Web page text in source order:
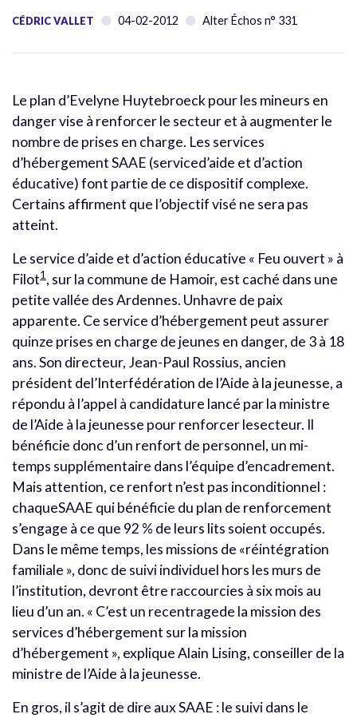
CÉDRIC VALLET 04-02-2012 Alter Échos n° 331
Le plan d’Evelyne Huytebroeck pour les mineurs en
danger vise à renforcer le secteur et à augmenter le
nombre de prises en charge. Les services
d’hébergement SAAE (serviced’aide et d’action
éducative) font partie de ce dispositif complexe.
Certains affirment que l’objectif visé ne sera pas
atteint.
Le service d’aide et d’action éducative « Feu ouvert » à
Filot1 , sur la commune de Hamoir, est caché dans une
petite vallée des Ardennes. Unhavre de paix
apparente. Ce service d’hébergement peut assurer
quinze prises en charge de jeunes en danger, de 3 à 18
ans. Son directeur, Jean-Paul Rossius, ancien
président del’Interfédération de l’Aide à la jeunesse, a
répondu à l’appel à candidature lancé par la ministre
de l’Aide à la jeunesse pour renforcer lesecteur. Il
bénéficie donc d’un renfort de personnel, un mi-
temps supplémentaire dans l’équipe d’encadrement.
Mais attention, ce renfort n’est pas inconditionnel :
chaqueSAAE qui bénéficie du plan de renforcement
s’engage à ce que 92 % de leurs lits soient occupés.
Dans le même temps, les missions de «réintégration
familiale », donc de suivi individuel hors les murs de
l’institution, devront être raccourcies à six mois au
lieu d’un an. « C’est un recentragede la mission des
services d’hébergement sur la mission
d’hébergement », explique Alain Lising, conseiller de la
ministre de l’Aide à la jeunesse.
En gros, il s’agit de dire aux SAAE : le suivi dans le